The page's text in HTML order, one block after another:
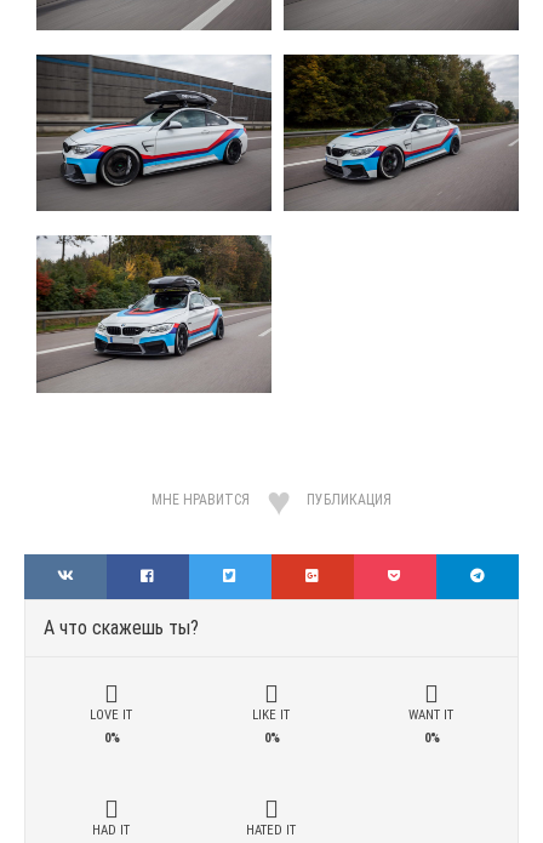
МНЕ НРАВИТСЯ ПУБЛИКАЦИЯ
А что скажешь ты?
LOVE IT
0%
LIKE IT
0%
WANT IT
0%
HAD IT
HATED IT